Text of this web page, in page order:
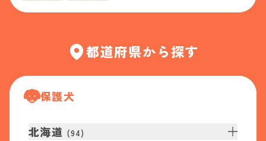
都道府県から探す
保護犬
北海道 (94)